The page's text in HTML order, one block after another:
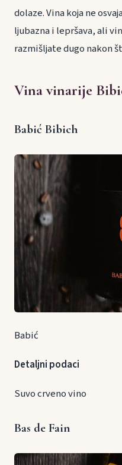
dolaze. Vina koja ne
ljubazna i lepršava, ali
razmišljate dugo nakon
Vina vinarije
Babić Bibich
Babić
Detaljni podaci
Suvo crveno vino
Bas de Fain